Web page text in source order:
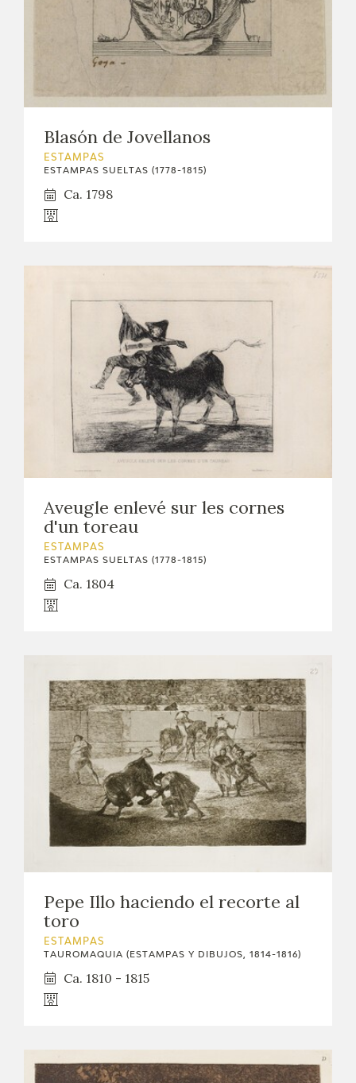
Blasón de Jovellanos
ESTAMPAS
ESTAMPAS SUELTAS (1778-1815)
Ca. 1798
Aveugle enlevé sur les cornes
d'un toreau
ESTAMPAS
ESTAMPAS SUELTAS (1778-1815)
Ca. 1804
Pepe Illo haciendo el recorte al
toro
ESTAMPAS
TAUROMAQUIA (ESTAMPAS Y DIBUJOS, 1814-1816)
Ca. 1810 - 1815